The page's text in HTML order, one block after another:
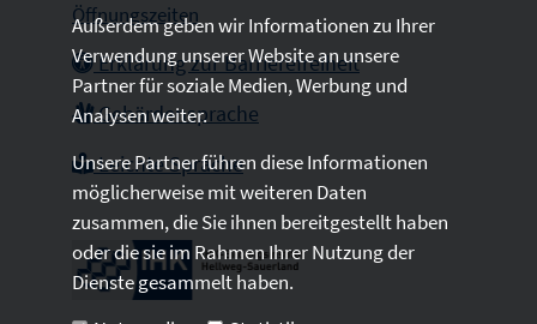
Öffnungszeiten
Erklärung zur Barrierefreiheit
Gebärdensprache
Leichte Sprache
Außerdem geben wir Informationen zu Ihrer
Verwendung unserer Website an unsere
Partner für soziale Medien, Werbung und
Analysen weiter.
Unsere Partner führen diese Informationen
möglicherweise mit weiteren Daten
zusammen, die Sie ihnen bereitgestellt haben
oder die sie im Rahmen Ihrer Nutzung der
Dienste gesammelt haben.